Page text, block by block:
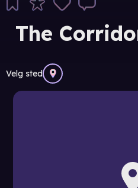
The
Velg sted